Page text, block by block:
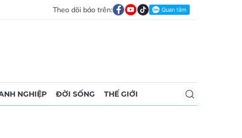
Theo dõi báo trên:
NGHIỆP ĐỜI SỐNG THẾ GIỚI